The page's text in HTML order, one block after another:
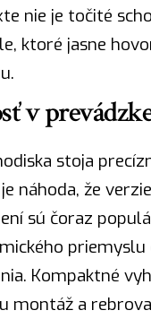
nie je točité
ktoré jasne
v
stoja
náhoda, že
sú čoraz
priemyslu
Kompaktné
montáž a